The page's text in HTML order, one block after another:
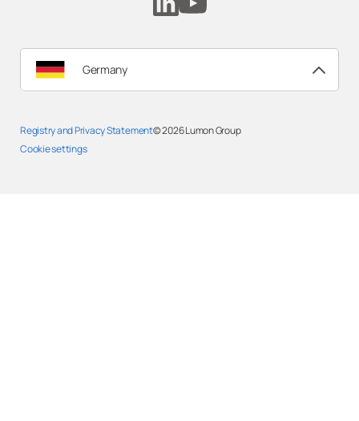
Germany
Registry and Privacy Statement
Cookie settings
© 2026Lumon Group